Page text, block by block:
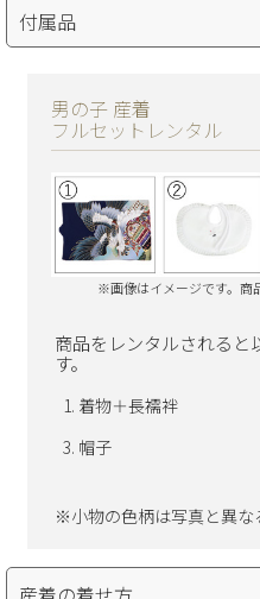
付属品
男の子 産着
フルセットレンタル
※画像はイメージです。商
商品をレンタルされると
す。
着物＋長襦袢
帽子
※小物の色柄は写真と異な